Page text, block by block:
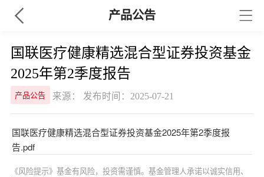
产品公告
国联医疗健康精选混合型证券投资基金
2025年第2季度报告
产品公告 来源： 发布时间：2025-07-21
国联医疗健康精选混合型证券投资基金2025年第2季度报
告.pdf
《风险提示》基金有风险，投资需谨慎。基金管理人承诺以诚实信用、